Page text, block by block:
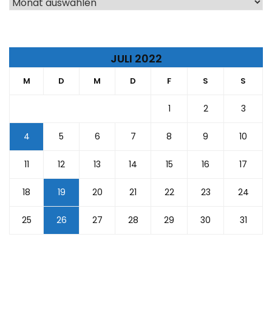
JULI 2022
M D M D F S S
1 2 3
4 5 6 7 8 9 10
11 12 13 14 15 16 17
18 19 20 21 22 23 24
25 26 27 28 29 30 31